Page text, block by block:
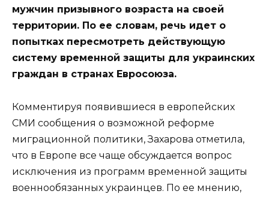
мужчин призывного возраста на своей
территории. По ее словам, речь идет о
попытках пересмотреть действующую
систему временной защиты для украинских
граждан в странах Евросоюза.
Комментируя появившиеся в европейских
СМИ сообщения о возможной реформе
миграционной политики, Захарова отметила,
что в Европе все чаще обсуждается вопрос
исключения из программ временной защиты
военнообязанных украинцев. По ее мнению,